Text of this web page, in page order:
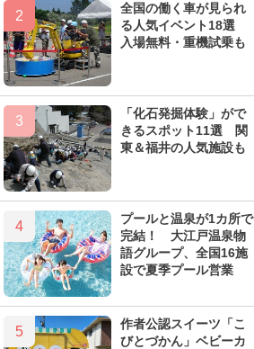
2
全国の働く車が見られ
る人気イベント18選
入場無料・重機試乗も
3
「化石発掘体験」がで
きるスポット11選 関
東＆福井の人気施設も
4
プールと温泉が1カ所で
完結！ 大江戸温泉物
語グループ、全国16施
設で夏季プール営業
5
作者公認スイーツ「こ
びとづかん」ベビーカ